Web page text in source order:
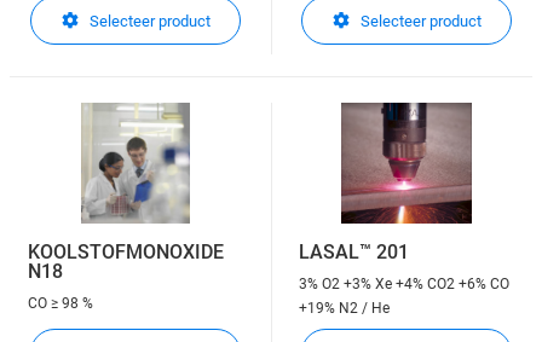
Selecteer product Selecteer product
KOOLSTOFMONOXIDE
N18
CO ≥ 98 %
LASAL™ 201
3% O2 +3% Xe +4% CO2 +6% CO
+19% N2 / He